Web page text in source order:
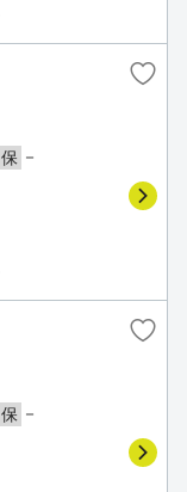
保 －
保 －